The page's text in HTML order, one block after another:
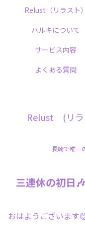
Relust (リラ
長崎で唯一
Relust（リラスト）
ハルキについて
サービス内容
よくある質問
三連休の初日🎶
おはようございます